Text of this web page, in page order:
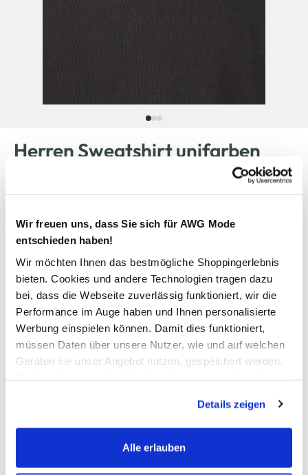
Wir freuen uns, dass Sie sich für AWG Mode
entschieden haben!
Wir möchten Ihnen das bestmögliche Shoppingerlebnis
bieten. Cookies und andere Technologien tragen dazu
bei, dass die Webseite zuverlässig funktioniert, wir die
Performance im Auge haben und Ihnen personalisierte
Werbung einspielen können. Damit dies funktioniert,
müssen Daten über unsere Nutzer, wie und auf welchen
Geräten sie unser Angebot nutzen, gespeichert werden.
werden, werden bei der Nutzung der Webseite auf jeden
Fall gesetzt. Cookies von Drittanbietern für Analyse- oder
Trackingzwecke werden nur dann aktiviert, wenn Sie das
Details zeigen
Alle erlauben
Herren Sweatshirt unifarben
Farbe Blau
Größe:
XXL
XXXXL
Anzahl:
Verfügbar
In den Warenkorb